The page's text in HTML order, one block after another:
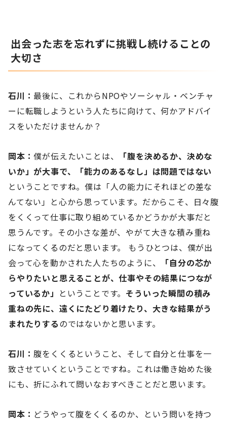
出会った志を忘れずに挑戦し続けることの
大切さ
石川：最後に、これからNPOやソーシャル・ベンチャ
ーに転職しようという人たちに向けて、何かアドバイ
スをいただけませんか？
岡本：僕が伝えたいことは、
「腹を決めるか、決めな
いか」が大事で、「能力のあるなし」は問題ではない
ということですね。僕は「人の能力にそれほどの差な
んてない」と心から思っています。だからこそ、日々腹
をくくって仕事に取り組めているかどうかが大事だと
思うんです。その小さな差が、やがて大きな積み重ね
になってくるのだと思います。 もうひとつは、僕が出
会って心を動かされた人たちのように、
「自分の芯か
らやりたいと思えることが、仕事やその結果につなが
っているか」 ということです。 そういった瞬間の積み
重ねの先に、遠くにたどり着けたり、大きな結果がう
まれたりするのではないかと思います。
石川：腹をくくるということ、そして自分と仕事を一
致させていくということですね。これは働き始めた後
にも、折にふれて問いなおすべきことだと思います。
岡本： どうやって腹をくくるのか、という問いを持つ